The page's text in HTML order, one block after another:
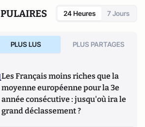
24 Heures 7 Jours
PLUS LUS PLUS PARTAGES
Les Français moins riches que la
moyenne européenne pour la 3e
année consécutive : jusqu'où ira le
grand déclassement ?